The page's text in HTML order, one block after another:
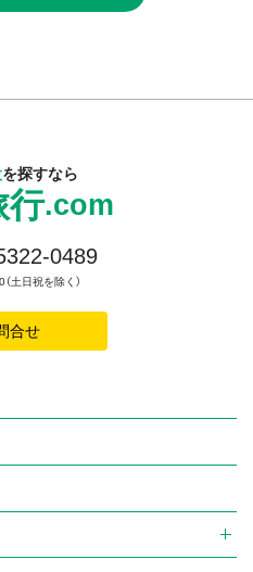
に認識し、本人の権利の保護、
のご案内
るアンケートの依頼
まい・アルバイト・就職等）
動画を撮影し、それを大会・
を探すなら
行.com
0489
土日祝を除く）
合せ